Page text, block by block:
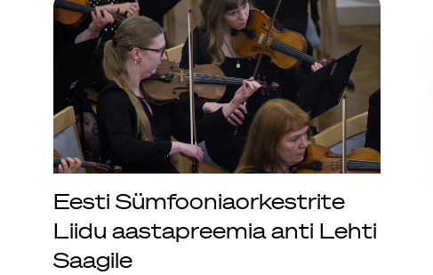
Eesti Sümfooniaorkestrite
Liidu aastapreemia anti Lehti
Saagile